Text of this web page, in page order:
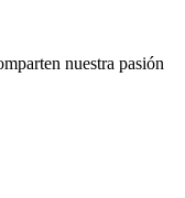
nuestra pasión